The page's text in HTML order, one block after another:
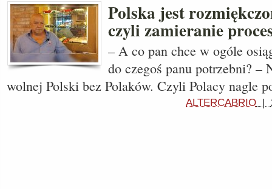
Polska jest
czyli zamieranie
– A co pan chce w ogóle
do czegoś panu potrzebni? –
wolnej Polski bez Polaków. Czyli Polacy nagle
ALTERCABRIO |